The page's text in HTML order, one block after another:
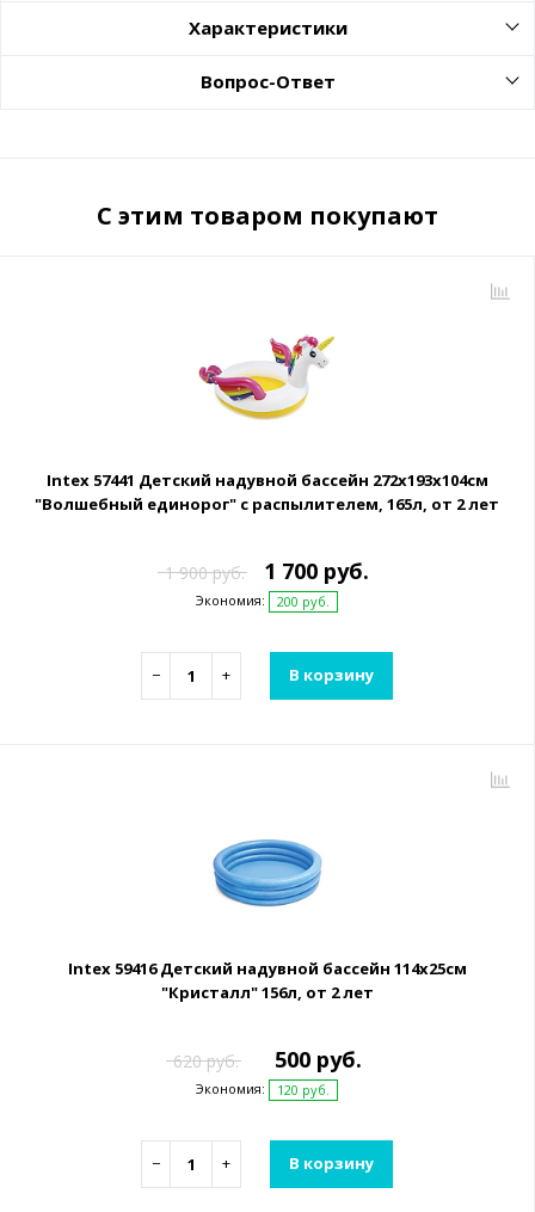
Характеристики
Вопрос-Ответ
С этим товаром покупают
Intex 57441 Детский надувной бассейн 272x193x104см
"Волшебный единорог" с распылителем, 165л, от 2 лет
1 900 руб. 1 700 руб.
Экономия: 200 руб.
− + В корзину
Intex 59416 Детский надувной бассейн 114х25см
"Кристалл" 156л, от 2 лет
620 руб. 500 руб.
Экономия: 120 руб.
− + В корзину